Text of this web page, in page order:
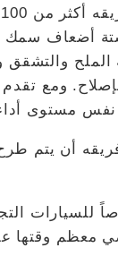
ما يقرب من
والتشقق
ومع
مستوى أداء
أن يتم طرح
للسيارات
معظم وقتها